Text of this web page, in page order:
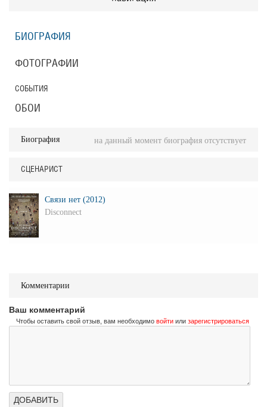
БИОГРАФИЯ
ФОТОГРАФИИ
СОБЫТИЯ
ОБОИ
Биография на данный момент биография отсутствует
СЦЕНАРИСТ
Связи нет (2012)
Disconnect
Комментарии
Ваш комментарий
Чтобы оставить свой отзыв, вам необходимо войти или зарегистрироваться